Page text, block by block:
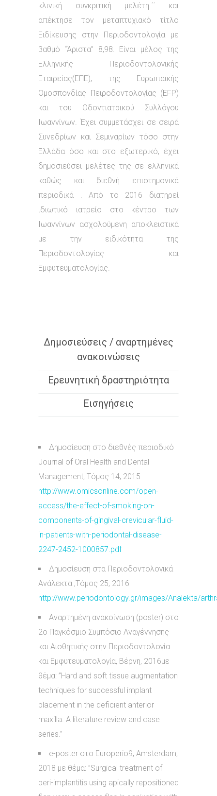
κλινική συγκριτική μελέτη.΄΄ και
απέκτησε τον μεταπτυχιακό τίτλο
Ειδίκευσης στην Περιοδοντολογία με
βαθμό “Άριστα” 8,98. Είναι μέλος της
Ελληνικής Περιοδοντολογικής
Εταιρείας(ΕΠΕ), της Ευρωπαικής
Ομοσπονδίας Πειροδοντολογίας (EFP)
και του Οδοντιατρικού Συλλόγου
Ιωαννίνων. Έχει συμμετάσχει σε σειρά
Συνεδρίων και Σεμιναρίων τόσο στην
Ελλάδα όσο και στο εξωτερικό, έχει
δημοσιεύσει μελέτες της σε ελληνικά
καθώς και διεθνή επιστημονικά
περιοδικά . Από το 2016 διατηρεί
ιδιωτικό ιατρείο στο κέντρο των
Ιωαννίνων ασχολούμενη αποκλειστικά
με την ειδικότητα της
Περιοδοντολογίας και
Εμφυτευματολογίας.
Δημοσιεύσεις / αναρτημένες
ανακοινώσεις
Ερευνητική δραστηριότητα
Εισηγήσεις
Δημοσίευση στο διεθνές περιοδικό
Journal of Oral Health and Dental
Management, Τόμος 14, 2015
http://www.omicsonline.com/open-
access/the-effect-of-smoking-on-
components-of-gingival-crevicular-fluid-
in-patients-with-periodontal-disease-
2247-2452-1000857.pdf
Δημοσίευση στα Περιοδοντολογικά
Ανάλεκτα ,Τόμος 25, 2016
http://www.periodontology.gr/images/Analekta/
Αναρτημένη ανακοίνωση (poster) στο
2ο Παγκόσμιο Συμπόσιο Αναγέννησης
και Αισθητικής στην Περιοδοντολογία
και Εμφυτευματολογία, Βέρνη, 2016με
θέμα: ”Hard and soft tissue augmentation
techniques for successful implant
placement in the deficient anterior
maxilla. A literature review and case
series.”
e-poster στο Europerio9, Amsterdam,
2018 με θέμα: ”Surgical treatment of
peri-implantitis using apically repositioned